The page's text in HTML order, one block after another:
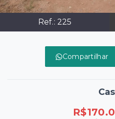
Ref.: 225
Compartilhar